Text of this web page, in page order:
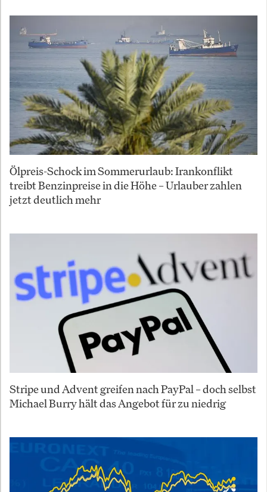
Ölpreis-Schock im Sommerurlaub: Irankonflikt
treibt Benzinpreise in die Höhe – Urlauber zahlen
jetzt deutlich mehr
Stripe und Advent greifen nach PayPal – doch selbst
Michael Burry hält das Angebot für zu niedrig